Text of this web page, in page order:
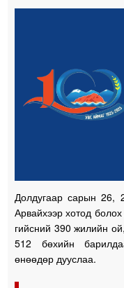
Долдугаар сарын 26,
Арвайхээр хотод
гийсний 390 жилийн
512 бөхийн
өнөөдөр дууслаа.